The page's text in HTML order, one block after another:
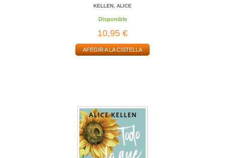
KELLEN, ALICE
Disponible
10,95 €
AFEGIR A LA CISTELLA